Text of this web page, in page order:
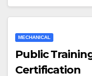
MECHANICAL
Public
Certification